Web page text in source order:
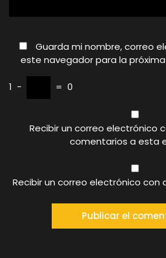
Guarda mi nombre, correo
este navegador para la
1 − = 0
Recibir un correo electrónico
comentarios a esta
Recibir un correo electrónico con